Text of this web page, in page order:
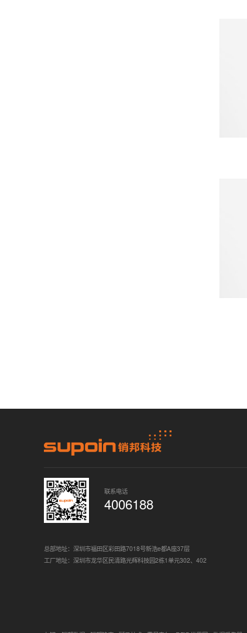
联系电话
4006188
总部地址：深圳市福田区彩田路7018号新浩e都A座37层
工厂地址：深圳市龙华区民清路光辉科技园2栋1单元302、402